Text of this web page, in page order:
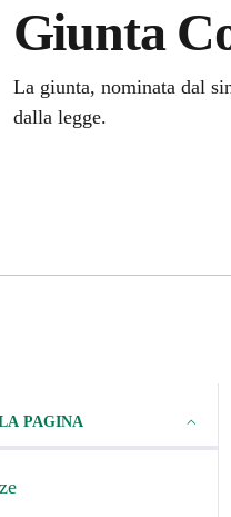
Giunta
La giunta, nominata dal
dalla legge.
PAGINA